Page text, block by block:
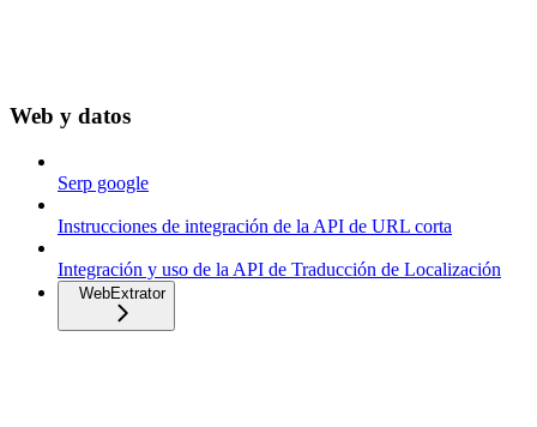
Web y datos
Serp google
Instrucciones de integración de la API de URL corta
Integración y uso de la API de Traducción de Localización
WebExtrator